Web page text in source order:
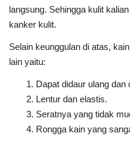
langsung. Sehingga kulit
kanker kulit.
Selain keunggulan di atas,
lain yaitu:
Dapat didaur ulang
Lentur dan elastis.
Seratnya yang tidak
Rongga kain yang